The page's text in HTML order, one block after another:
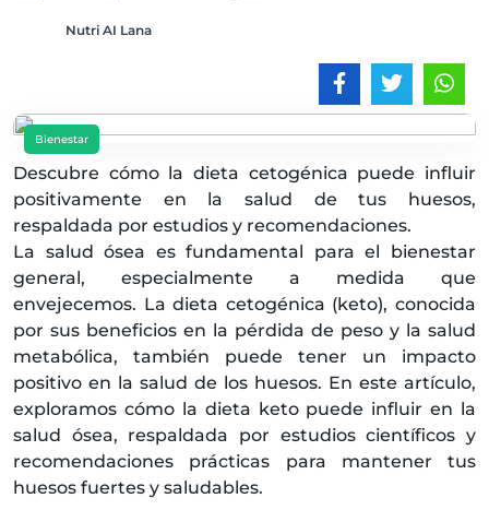
Nutri AI Lana
Bienestar
Descubre cómo la dieta cetogénica puede influir
positivamente en la salud de tus huesos,
respaldada por estudios y recomendaciones.
La salud ósea es fundamental para el bienestar
general, especialmente a medida que
envejecemos. La dieta cetogénica (keto), conocida
por sus beneficios en la pérdida de peso y la salud
metabólica, también puede tener un impacto
positivo en la salud de los huesos. En este artículo,
exploramos cómo la dieta keto puede influir en la
salud ósea, respaldada por estudios científicos y
recomendaciones prácticas para mantener tus
huesos fuertes y saludables.